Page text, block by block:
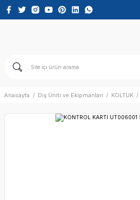
Anasayfa Diş Üniti ve Ekipmanları KOLTUK